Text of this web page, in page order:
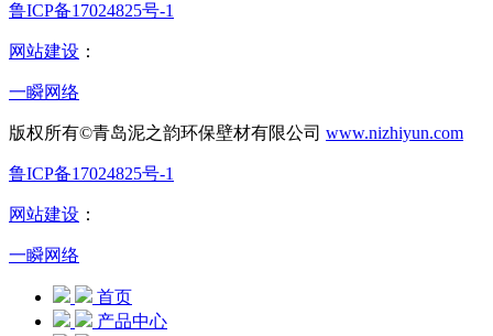
鲁ICP备17024825号-1
网站建设 ：
一瞬网络
版权所有©青岛泥之韵环保壁材有限公司 www.nizhiyun.com
鲁ICP备17024825号-1
网站建设 ：
一瞬网络
首页
产品中心